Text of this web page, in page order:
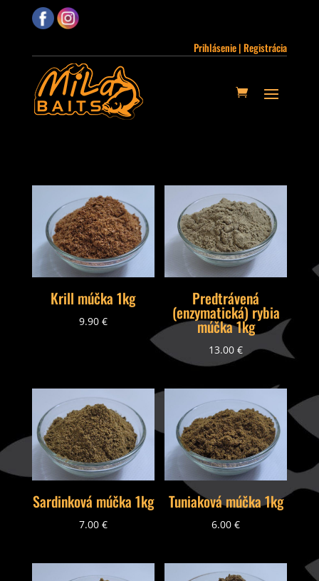
Prihlásenie | Registrácia
Krill múčka 1kg
9.90 €
Predtrávená
(enzymatická) rybia
múčka 1kg
13.00€
Sardinková múčka 1kg
7.00 €
Tuniaková múčka 1kg
6.00€